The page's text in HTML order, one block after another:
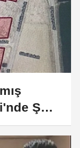
ŞOK